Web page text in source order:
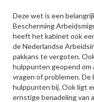
Deze wet is een
Bescherming
heeft het kabinet ook
de Nederlandse
pakkans te vergoten.
hulppunten geopend
vragen of problemen. De
hulppunten bij. Ook ligt
ernstige benadeling van